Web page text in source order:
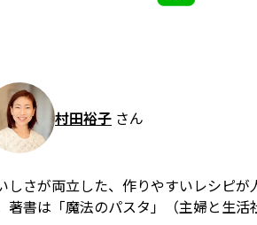
村田裕子 さん
さが両立した、作りやすいレシピ
書は「魔法のパスタ」（主婦と生活